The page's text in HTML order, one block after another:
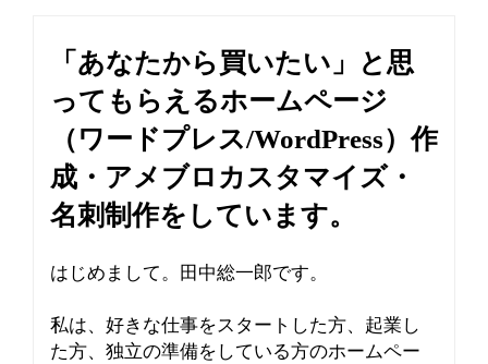
t
「あなたから買いたい」と思
ってもらえるホームページ
（ワードプレス/WordPress）作
成・アメブロカスタマイズ・
名刺制作をしています。
はじめまして。田中総一郎です。
私は、好きな仕事をスタートした方、起業し
た方、独立の準備をしている方のホームペー